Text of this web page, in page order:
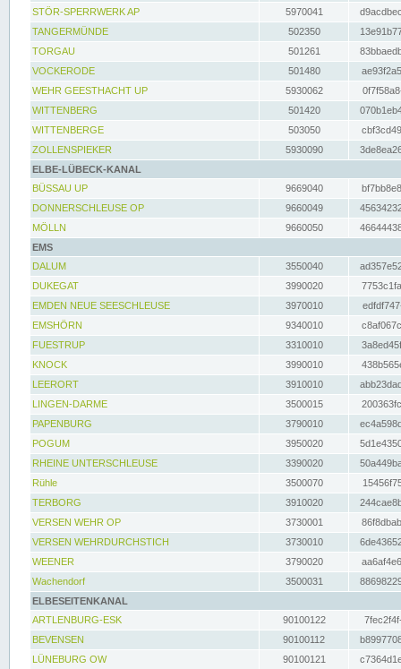
STÖR-SPERRWERK AP 5970041
TANGERMÜNDE
502350
TORGAU
501261
VOCKERODE
501480
WEHR GEESTHACHT UP
5930062
WITTENBERG
501420
WITTENBERGE
503050
ZOLLENSPIEKER
5930090
ELBE-LÜBECK-KANAL
BÜSSAU UP
9669040
DONNERSCHLEUSE OP
9660049
MÖLLN
9660050
EMS
DALUM
3550040
DUKEGAT
3990020
EMDEN NEUE SEESCHLEUSE
3970010
EMSHÖRN
9340010
FUESTRUP
3310010
KNOCK
3990010
LEERORT
3910010
LINGEN-DARME
3500015
PAPENBURG
3790010
POGUM
3950020
RHEINE UNTERSCHLEUSE
3390020
Rühle
3500070
TERBORG
3910020
VERSEN WEHR OP
3730001
VERSEN WEHRDURCHSTICH
3730010
WEENER
3790020
Wachendorf
3500031
ELBESEITENKANAL
ARTLENBURG-ESK
90100122
BEVENSEN
90100112
LÜNEBURG OW
90100121